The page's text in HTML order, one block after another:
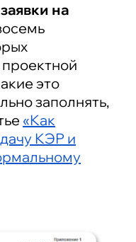
на
это
заполнять,
«Как
КЭР и